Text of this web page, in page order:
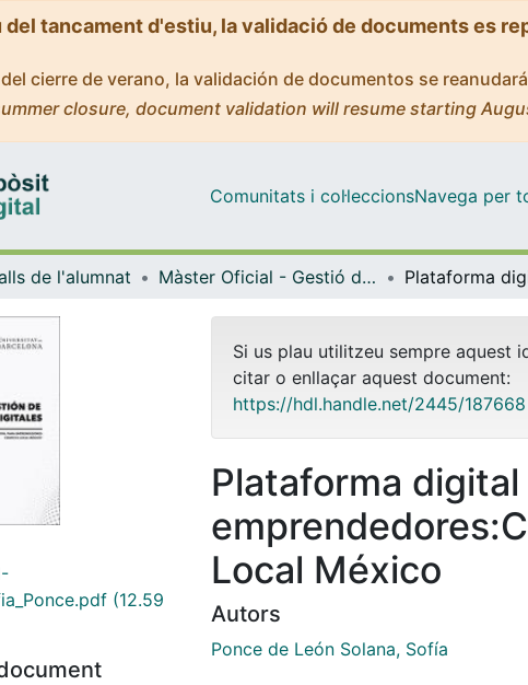
del tancament d'estiu, la validació de documents es
cierre de verano, la validación de documentos se
closure, document validation will resume starting
Comunitats i col·leccionsNavega per
de l'alumnat Màster Oficial - Gestió de Continguts Digitals
(12.59
Si us plau utilitzeu sempre aquest
citar o enllaçar aquest document:
https://hdl.handle.net/2445/187668
Plataforma digital
Local México
Autors
Ponce de León Solana, Sofía